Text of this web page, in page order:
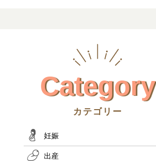
Category
カテゴリー
妊娠
出産